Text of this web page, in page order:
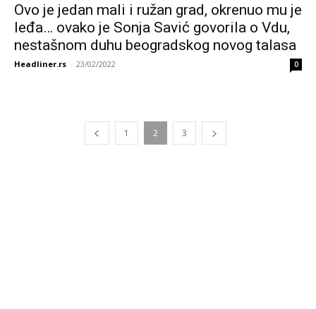
Ovo je jedan mali i ružan grad, okrenuo mu je
leđa… ovako je Sonja Savić govorila o Vdu,
nestašnom duhu beogradskog novog talasa
Headliner.rs - 23/02/2022 0
1 2 3